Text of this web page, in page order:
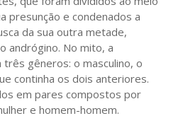
presunção e condenados a
da sua outra metade,
andrógino. No mito, a
gêneros: o masculino, o
continha os dois anteriores.
em pares compostos por
e homem-homem.